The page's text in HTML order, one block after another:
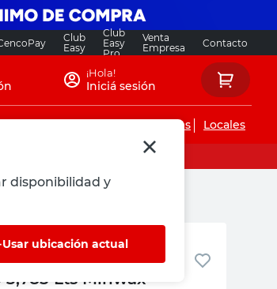
Club
Easy
Club
Easy
Pro
Venta
Empresa
Contacto
disponibilidad y
Usar ubicación actual
¡Hola!
Iniciá sesión
Servicios de instalaciones Locales
Classic Nogal
3,785 Lts Minwax